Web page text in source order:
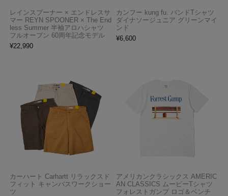
レインスプーナー × エンドレスサ
マー REYN SPOONER × The End
less Summer 半袖アロハシャツ
フルオープン 60周年記念モデル
¥22,990
カンフー kung fu. バンドTシャツ
ダイナソージュニア グリーンマイ
ンド
¥6,600
カーハート Carhartt リラックスド
フィット キャンバスワークショー
ツ
アメリカンクラシックス AMERIC
AN CLASSICS ムービーTシャツ
フォレストガンプ ロゴ＆ベンチ